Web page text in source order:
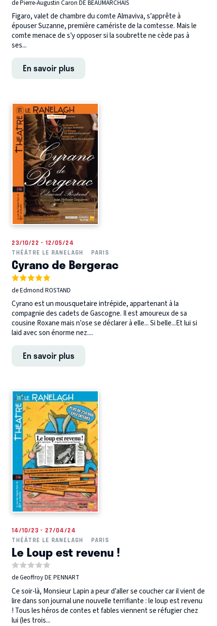
de Pierre-Augustin Caron DE BEAUMARCHAIS
Figaro, valet de chambre du comte Almaviva, s’apprête à
épouser Suzanne, première camériste de la comtesse. Mais le
comte menace de s’y opposer si la soubrette ne cède pas à
ses...
En savoir plus
23/10/22 - 12/05/24
THÉÂTRE LE RANELAGH
PARIS
Cyrano de Bergerac
de Edmond ROSTAND
Cyrano est un mousquetaire intrépide, appartenant à la
compagnie des cadets de Gascogne. Il est amoureux de sa
cousine Roxane mais n’ose se déclarer à elle... Si belle...Et lui si
laid avec son énorme nez....
En savoir plus
14/10/23 - 27/04/24
THÉÂTRE LE RANELAGH
PARIS
Le Loup est revenu !
de Geoffroy DE PENNART
Ce soir-là, Monsieur Lapin a peur d’aller se coucher car il vient de
lire dans son journal une nouvelle terrifiante : le loup est revenu
! Tous les héros de contes et fables viennent se réfugier chez
lui (les trois...